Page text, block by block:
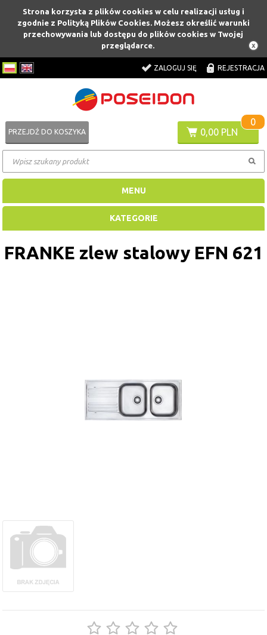
Strona korzysta z plików cookies w celu realizacji usług i
zgodnie z Polityką Plików Cookies. Możesz określić warunki
przechowywania lub dostępu do plików cookies w Twojej
przeglądarce.
ZALOGUJ SIĘ REJESTRACJA
0,00 PLN
0
PRZEJDŹ DO KOSZYKA
MENU
KATEGORIE
FRANKE zlew stalowy EFN 621